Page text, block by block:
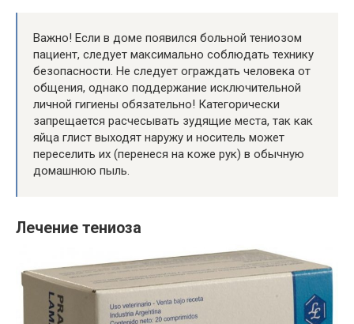
Важно! Если в доме появился больной тениозом
пациент, следует максимально соблюдать технику
безопасности. Не следует ограждать человека от
общения, однако поддержание исключительной
личной гигиены обязательно! Категорически
запрещается расчесывать зудящие места, так как
яйца глист выходят наружу и носитель может
переселить их (перенеся на коже рук) в обычную
домашнюю пыль.
Лечение тениоза